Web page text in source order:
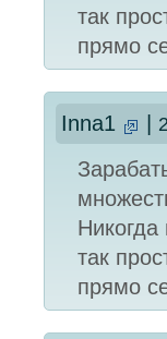
так
прямо
Inna1
так
прямо